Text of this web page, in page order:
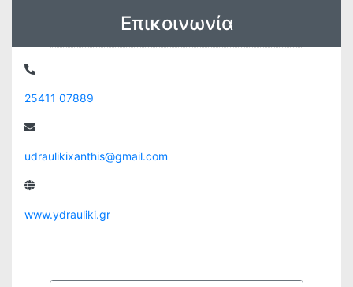
Επικοινωνία
25411 07889
udraulikixanthis@gmail.com
www.ydrauliki.gr